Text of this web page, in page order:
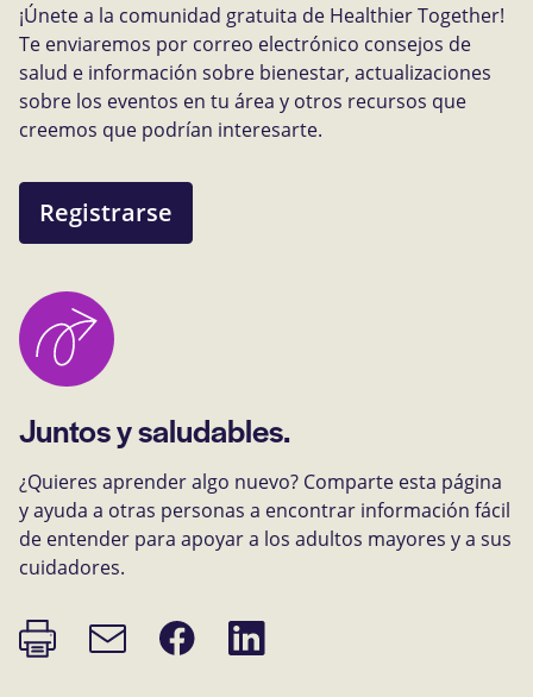
¡Únete a la comunidad gratuita de Healthier Together!
Te enviaremos por correo electrónico consejos de
salud e información sobre bienestar, actualizaciones
sobre los eventos en tu área y otros recursos que
creemos que podrían interesarte.
Registrarse
Juntos y saludables.
¿Quieres aprender algo nuevo? Comparte esta página
y ayuda a otras personas a encontrar información fácil
de entender para apoyar a los adultos mayores y a sus
cuidadores.
Imprimir
página
Enlace
de
Compartir
en
Compartir
en